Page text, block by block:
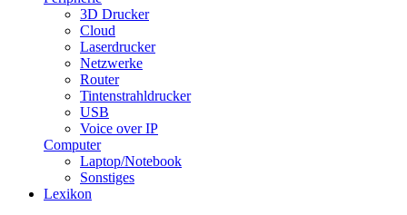
3D Drucker
Cloud
Laserdrucker
Netzwerke
Router
Tintenstrahldrucker
USB
Voice over IP
Computer
Laptop/Notebook
Sonstiges
Lexikon